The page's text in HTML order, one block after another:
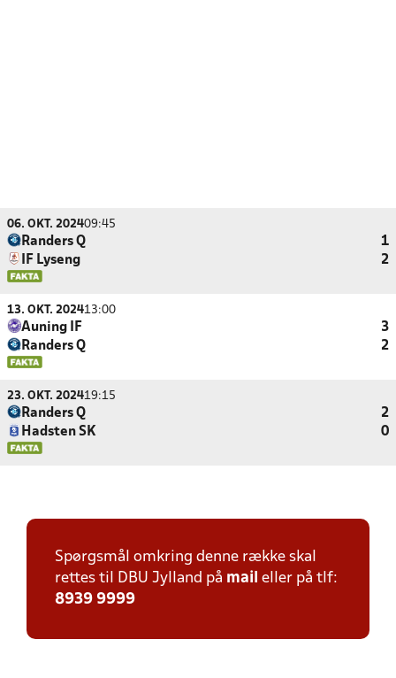
06. OKT. 202409:45
Randers Q
1
IF Lyseng
2
13. OKT. 202413:00
Auning IF
3
Randers Q
2
23. OKT. 202419:15
Randers Q
2
Hadsten SK
0
Spørgsmål omkring denne række skal
rettes til DBU Jylland på mail eller på tlf:
8939 9999